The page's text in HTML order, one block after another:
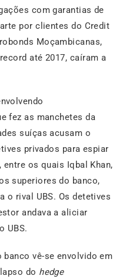
com garantias de
por clientes do Credit
Moçambicanas,
até 2017, caíram a
fez as manchetes da
suíças acusam o
privados para espiar
os quais Iqbal Khan,
superiores do banco,
o rival UBS. Os detetives
andava a aliciar
UBS.
banco vê-se envolvido em
do hedge